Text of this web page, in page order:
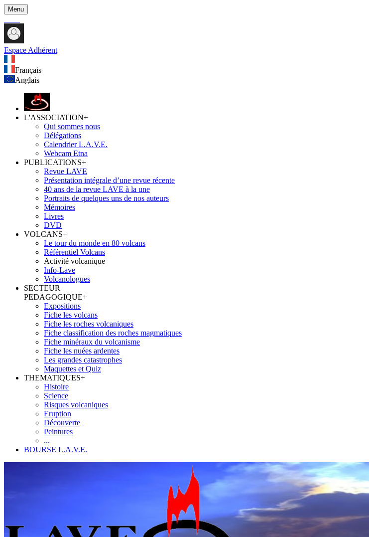
Menu
Espace Adhérent
Français
Anglais
L'ASSOCIATION+
Qui sommes nous
Délégations
Calendrier L.A.V.E.
Webcam Etna
PUBLICATIONS+
Revue LAVE
Présentation intégrale d’une revue récente
40 ans de la revue LAVE à la une
Portraits de quelques uns de nos auteurs
Mémoires
Livres
DVD
VOLCANS+
Le tour du monde en 80 volcans
Référentiel Volcans
Activité volcanique
Info-Lave
Volcanologues
SECTEUR
PEDAGOGIQUE+
Expositions
Fiche les volcans
Fiche les roches volcaniques
Fiche classification des roches magmatiques
Fiche minéraux du volcanisme
Fiche les nuées ardentes
Les grandes catastrophes
Maquettes et Quiz
THEMATIQUES+
Histoire
Science
Risques volcaniques
Eruption
Découverte
Peintures
...
BOURSE L.A.V.E.